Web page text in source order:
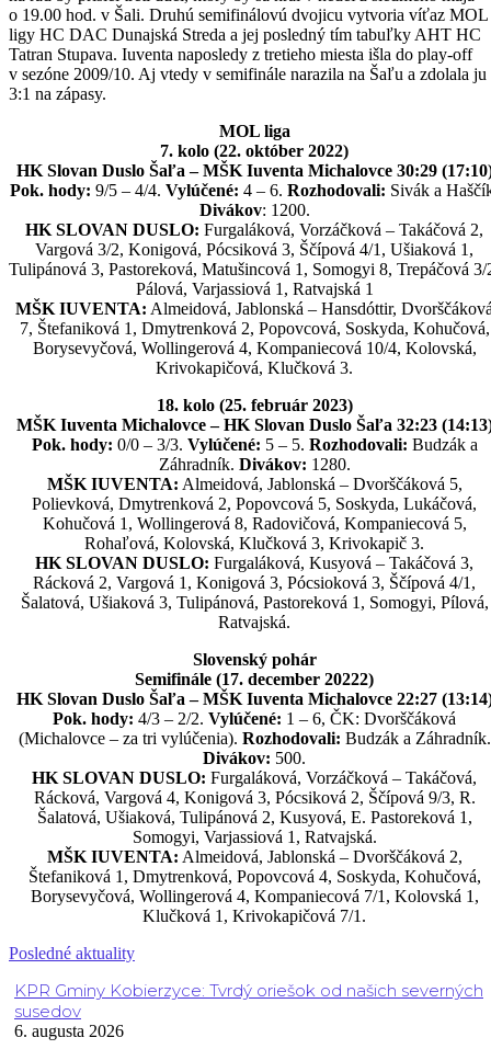
o 19.00 hod. v Šali. Druhú semifinálovú dvojicu vytvoria víťaz MOL
ligy HC DAC Dunajská Streda a jej posledný tím tabuľky AHT HC
Tatran Stupava. Iuventa naposledy z tretieho miesta išla do play-off
v sezóne 2009/10. Aj vtedy v semifinále narazila na Šaľu a zdolala ju
3:1 na zápasy.
MOL liga
7. kolo (22. október 2022)
HK Slovan Duslo Šaľa – MŠK Iuventa Michalovce 30:29
Pok. hody: 9/5 – 4/4. Vylúčené: 4 – 6. Rozhodovali: Sivák a
Divákov: 1200.
HK SLOVAN DUSLO: Furgaláková, Vorzáčková – Takáčová 2,
Vargová 3/2, Konigová, Pócsiková 3, Ščípová 4/1, Ušiaková 1,
Tulipánová 3, Pastoreková, Matušincová 1, Somogyi 8, Trepáčová 3/
Pálová, Varjassiová 1, Ratvajská 1
MŠK IUVENTA: Almeidová, Jablonská – Hansdóttir,
7, Štefaniková 1, Dmytrenková 2, Popovcová, Soskyda, Kohučová,
Borysevyčová, Wollingerová 4, Kompaniecová 10/4, Kolovská,
Krivokapičová, Klučková 3.
18. kolo (25. február 2023)
MŠK Iuventa Michalovce – HK Slovan Duslo Šaľa 32:23
Pok. hody: 0/0 – 3/3. Vylúčené: 5 – 5. Rozhodovali: Budzák a
Záhradník. Divákov: 1280.
MŠK IUVENTA: Almeidová, Jablonská – Dvorščáková 5,
Polievková, Dmytrenková 2, Popovcová 5, Soskyda, Lukáčová,
Kohučová 1, Wollingerová 8, Radovičová, Kompaniecová 5,
Rohaľová, Kolovská, Klučková 3, Krivokapič 3.
HK SLOVAN DUSLO: Furgaláková, Kusyová – Takáčová 3,
Rácková 2, Vargová 1, Konigová 3, Pócsioková 3, Ščípová 4/1,
Šalatová, Ušiaková 3, Tulipánová, Pastoreková 1, Somogyi, Pílová,
Ratvajská.
Slovenský pohár
Semifinále (17. december 20222)
HK Slovan Duslo Šaľa – MŠK Iuventa Michalovce 22:27
Pok. hody: 4/3 – 2/2. Vylúčené: 1 – 6, ČK: Dvorščáková
(Michalovce – za tri vylúčenia). Rozhodovali: Budzák a Záhradník.
Divákov: 500.
HK SLOVAN DUSLO: Furgaláková, Vorzáčková – Takáčová,
Rácková, Vargová 4, Konigová 3, Pócsiková 2, Ščípová 9/3, R.
Šalatová, Ušiaková, Tulipánová 2, Kusyová, E. Pastoreková 1,
Somogyi, Varjassiová 1, Ratvajská.
MŠK IUVENTA: Almeidová, Jablonská – Dvorščáková 2,
Štefaniková 1, Dmytrenková, Popovcová 4, Soskyda, Kohučová,
Borysevyčová, Wollingerová 4, Kompaniecová 7/1, Kolovská 1,
Klučková 1, Krivokapičová 7/1.
Posledné aktuality
KPR Gminy Kobierzyce: Tvrdý oriešok od našich severných
susedov
6. augusta 2026